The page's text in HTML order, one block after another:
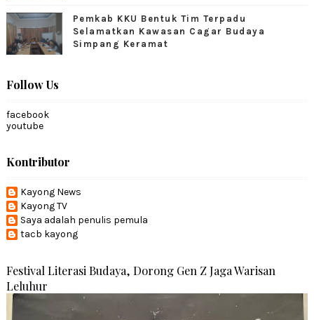
Pemkab KKU Bentuk Tim Terpadu
Selamatkan Kawasan Cagar Budaya
Simpang Keramat
Follow Us
facebook
youtube
Kontributor
Kayong News
Kayong TV
Saya adalah penulis pemula
tacb kayong
Festival Literasi Budaya, Dorong Gen Z Jaga Warisan
Leluhur